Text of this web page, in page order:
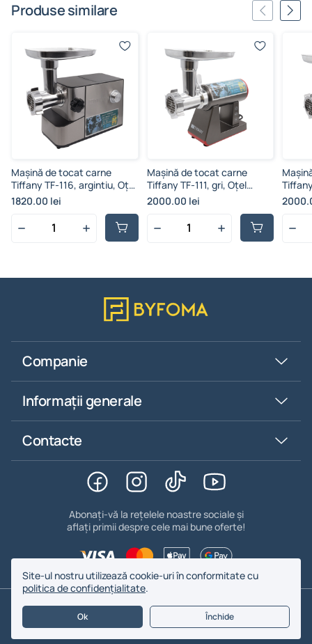
Produse similare
Mașină de tocat carne
Tiffany TF-116, argintiu, Oțel
inoxibil, funcție Reverse,
Capacitatea 2.7 kg/min,
1820.00 lei
Mașină de tocat carne
Tiffany TF-111, gri, Oțel
inoxibil, funcție Reverse,
Capacitatea 2.7 kg/min,
2000.00 lei
Companie
Informații generale
Contacte
Abonați-vă la rețelele noastre sociale și
aflați primii despre cele mai bune oferte!
© 2026. BYFOMA - Toate drepturile rezervate.
Site-ul nostru utilizează cookie-uri în conformitate cu
politica de confidențialitate.
Ok Închide